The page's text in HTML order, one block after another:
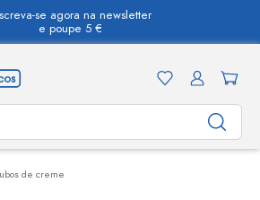
se agora na newsletter
e poupe 5 €
de creme